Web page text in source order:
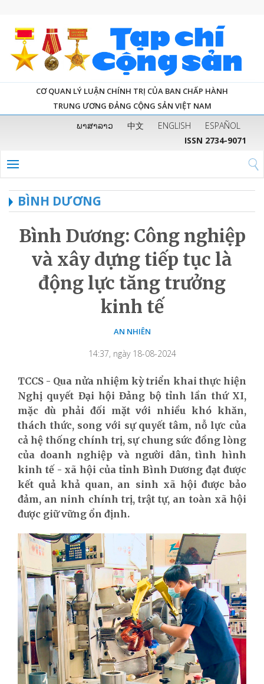
CƠ QUAN LÝ LUẬN CHÍNH TRỊ CỦA BAN CHẤP HÀNH
TRUNG ƯƠNG ĐẢNG CỘNG SẢN VIỆT NAM
ພາສາລາວ 中文 ENGLISH
ESPAÑOL
ISSN 2734-9071
BÌNH DƯƠNG
Bình Dương: Công nghiệp
và xây dựng tiếp tục là
động lực tăng trưởng
kinh tế
AN NHIÊN
14:37, ngày 18-08-2024
TCCS - Qua nửa nhiệm kỳ triển khai thực hiện
Nghị quyết Đại hội Đảng bộ tỉnh lần thứ XI,
mặc dù phải đối mặt với nhiều khó khăn,
thách thức, song với sự quyết tâm, nỗ lực của
cả hệ thống chính trị, sự chung sức đồng lòng
của doanh nghiệp và người dân, tình hình
kinh tế - xã hội của tỉnh Bình Dương đạt được
kết quả khả quan, an sinh xã hội được bảo
đảm, an ninh chính trị, trật tự, an toàn xã hội
được giữ vững ổn định.